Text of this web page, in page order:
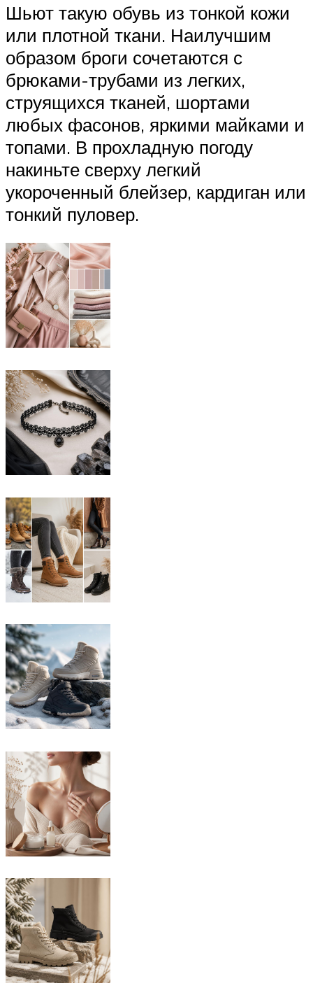
Шьют такую обувь из тонкой кожи
или плотной ткани. Наилучшим
образом броги сочетаются с
брюками-трубами из легких,
струящихся тканей, шортами
любых фасонов, яркими майками и
топами. В прохладную погоду
накиньте сверху легкий
укороченный блейзер, кардиган или
тонкий пуловер.